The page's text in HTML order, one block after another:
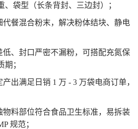
、袋型（长条背封、三边封）；
代餐混合粉末，解决粉体结块、静电
低、封口严密不漏粉，可搭配充氮保
期；
出满足日销 1 万 - 3 万袋电商订单，
物料部位符合食品卫生标准，易拆装
规范；